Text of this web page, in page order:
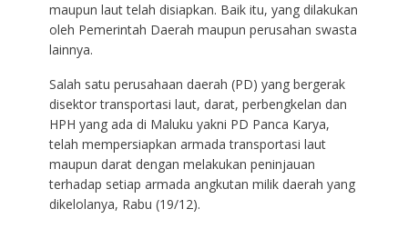
maupun laut telah disiapkan. Baik itu, yang dilakukan
oleh Pemerintah Daerah maupun perusahan swasta
lainnya.
Salah satu perusahaan daerah (PD) yang bergerak
disektor transportasi laut, darat, perbengkelan dan
HPH yang ada di Maluku yakni PD Panca Karya,
telah mempersiapkan armada transportasi laut
maupun darat dengan melakukan peninjauan
terhadap setiap armada angkutan milik daerah yang
dikelolanya, Rabu (19/12).